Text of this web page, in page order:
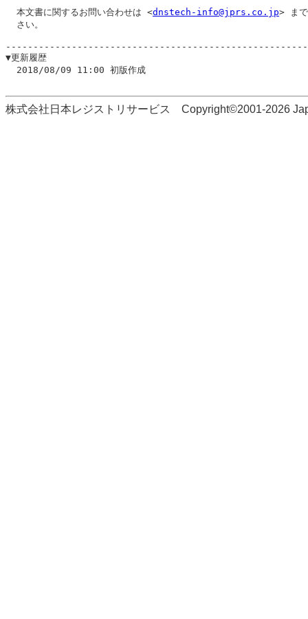
  本文書に関するお問い合わせは <
dnstech-info@jprs.co.jp> まで
  さい。
▼更新履歴
  2018/08/09 11:00 初版作成
株式会社日本レジストリサービス Copyright©2001-2026